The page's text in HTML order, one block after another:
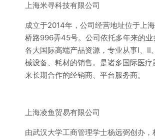
上海米寻科技有限公司
成立于2014年，公司经营地址位于上
桥路996弄45号。公司依托多年来的业
各大国际高端产品资源，专业从事Ⅰ、
械设备、耗材的销售。是诸多国际医
来长期合作的经销商、平台服务商。
上海凌鱼贸易有限公司
由武汉大学工商管理学士杨远弼创办